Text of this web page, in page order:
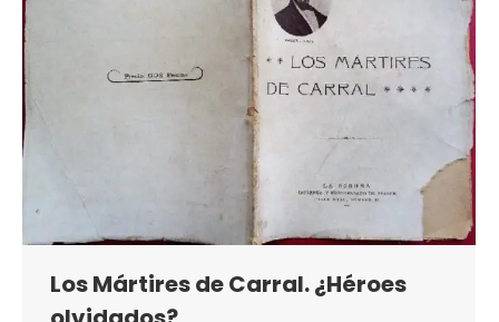
Los Mártires de Carral. ¿Héroes